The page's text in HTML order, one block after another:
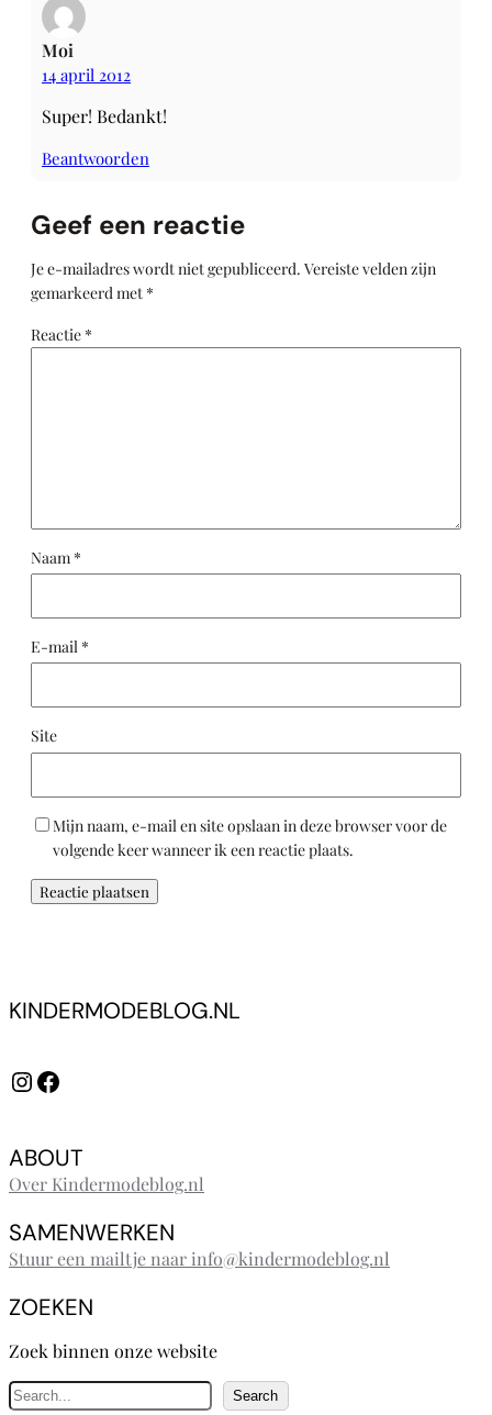
Moi
14 april 2012
Super! Bedankt!
Beantwoorden
Geef een reactie
Je e-mailadres wordt niet gepubliceerd. Vereiste velden zijn
gemarkeerd met *
Reactie *
Naam *
E-mail *
Site
Mijn naam, e-mail en site opslaan in deze browser voor de
volgende keer wanneer ik een reactie plaats.
KINDERMODEBLOG.NL
InstagramFacebook
ABOUT
Over Kindermodeblog.nl
SAMENWERKEN
Stuur een mailtje naar info@kindermodeblog.nl
ZOEKEN
Zoek binnen onze website
Z
Search